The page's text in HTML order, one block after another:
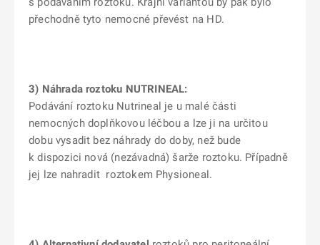
přechodně tyto nemocné převést na HD.
3) Náhrada roztoku NUTRINEAL:
Podávání roztoku Nutrineal je u malé části
nemocných doplňkovou léčbou a lze ji na určitou
dobu vysadit bez náhrady do doby, než bude
k dispozici nová (nezávadná) šarže roztoku. Případně
jej lze nahradit roztokem Physioneal.